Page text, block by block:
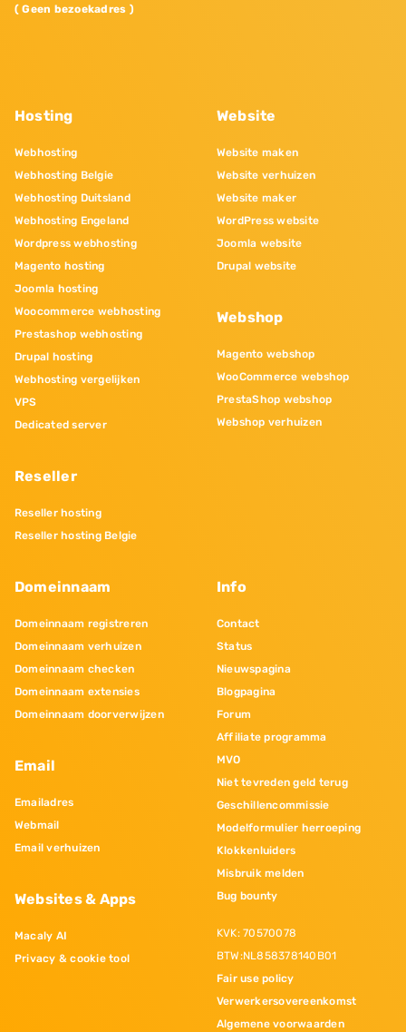
( Geen bezoekadres )
Hosting
Webhosting
Webhosting Belgie
Webhosting Duitsland
Webhosting Engeland
Wordpress webhosting
Magento hosting
Joomla hosting
Woocommerce webhosting
Prestashop webhosting
Drupal hosting
Webhosting vergelijken
VPS
Dedicated server
Reseller
Reseller hosting
Reseller hosting Belgie
Website
Website maken
Website verhuizen
Website maker
WordPress website
Joomla website
Drupal website
Webshop
Magento webshop
WooCommerce webshop
PrestaShop webshop
Webshop verhuizen
Domeinnaam
Domeinnaam registreren
Domeinnaam verhuizen
Domeinnaam checken
Domeinnaam extensies
Domeinnaam doorverwijzen
Email
Emailadres
Webmail
Email verhuizen
Websites & Apps
Macaly AI
Privacy & cookie tool
Info
Contact
Status
Nieuwspagina
Blogpagina
Forum
Affiliate programma
MVO
Niet tevreden geld terug
Geschillencommissie
Modelformulier herroeping
Klokkenluiders
Misbruik melden
Bug bounty
KVK: 70570078
BTW:NL858378140B01
Fair use policy
Verwerkersovereenkomst
Algemene voorwaarden